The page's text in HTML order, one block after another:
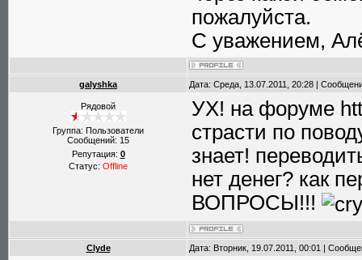
пожалуйста.
С уважением,
galyshka Дата: Среда, 13.07.2011, 20:28 |
Рядовой
Группа: Пользователи
Сообщений: 15
Репутация: 0
Статус: Offline
УХ! на форуме
страсти по
знает!
нет денег? как
ВОПРОСЫ!!!
Clyde Дата: Вторник, 19.07.2011, 00:01 |